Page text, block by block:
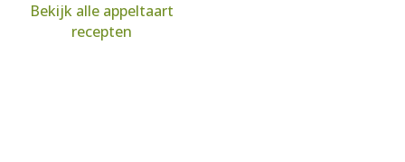
Bekijk alle appeltaart
recepten